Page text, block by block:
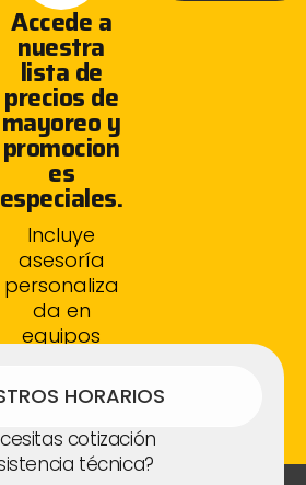
Accede a
nuestra
lista de
precios de
mayoreo y
promocion
es
especiales.
Incluye
asesoría
personaliza
da en
equipos
s.HORARIOS
cotización
técnica?